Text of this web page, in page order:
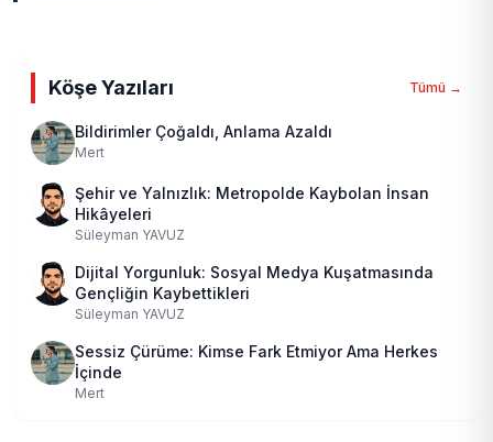
Köşe Yazıları Tümü →
Bildirimler Çoğaldı, Anlama Azaldı
Mert
Şehir ve Yalnızlık: Metropolde Kaybolan İnsan
Hikâyeleri
Süleyman YAVUZ
Dijital Yorgunluk: Sosyal Medya Kuşatmasında
Gençliğin Kaybettikleri
Süleyman YAVUZ
Sessiz Çürüme: Kimse Fark Etmiyor Ama Herkes
İçinde
Mert